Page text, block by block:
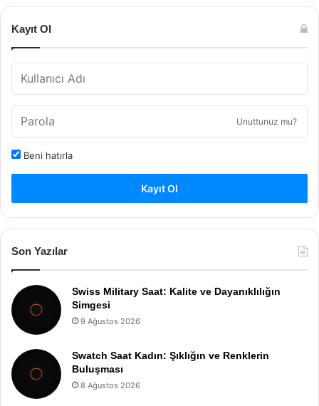
Kayıt Ol
Unuttunuz mu?
Beni hatırla
Kayıt Ol
Son Yazılar
Swiss Military Saat: Kalite ve Dayanıklılığın
Simgesi
9 Ağustos 2026
Swatch Saat Kadın: Şıklığın ve Renklerin
Buluşması
8 Ağustos 2026